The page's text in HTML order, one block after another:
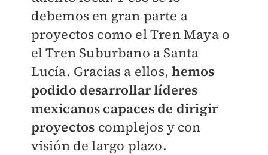
debemos en gran parte a
proyectos como el Tren Maya o
el Tren Suburbano a Santa
Lucía. Gracias a ellos, hemos
podido desarrollar líderes
mexicanos capaces de dirigir
proyectos complejos y con
visión de largo plazo.